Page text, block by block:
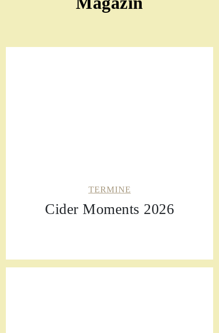
TERMINE
Cider Moments 2026